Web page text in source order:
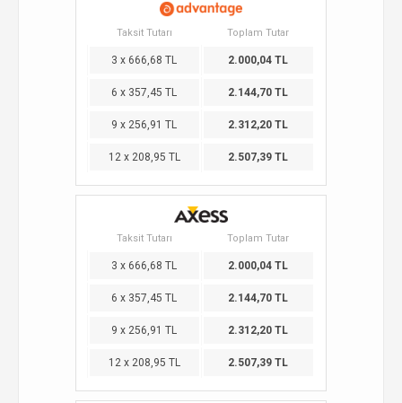
Taksit Tutarı Toplam Tutar
3 x 666,68 TL 2.000,04 TL
6 x 357,45 TL 2.144,70 TL
9 x 256,91 TL 2.312,20 TL
12 x 208,95 TL 2.507,39 TL
Taksit Tutarı Toplam Tutar
3 x 666,68 TL 2.000,04 TL
6 x 357,45 TL 2.144,70 TL
9 x 256,91 TL 2.312,20 TL
12 x 208,95 TL 2.507,39 TL